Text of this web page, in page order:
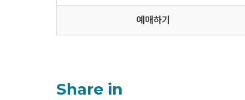
예매하기
Share in